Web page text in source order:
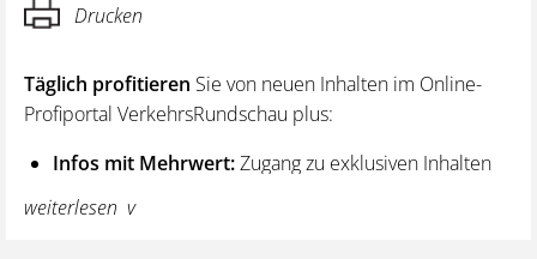
Drucken
Täglich profitieren Sie von neuen Inhalten im Online-
Profiportal VerkehrsRundschau plus:
Infos mit Mehrwert:Zugang zu exklusiven Inhalten
und Hintergrundwissen – von aktuellen Regelungen
wie z. B. bei den Lenk- und Ruhezeiten,
weiterlesen